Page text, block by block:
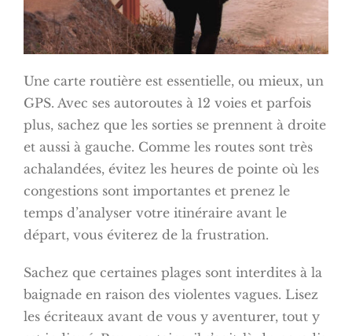
Une carte routière est essentielle, ou mieux, un
GPS. Avec ses autoroutes à 12 voies et parfois
plus, sachez que les sorties se prennent à droite
et aussi à gauche. Comme les routes sont très
achalandées, évitez les heures de pointe où les
congestions sont importantes et prenez le
temps d’analyser votre itinéraire avant le
départ, vous éviterez de la frustration.
Sachez que certaines plages sont interdites à la
baignade en raison des violentes vagues. Lisez
les écriteaux avant de vous y aventurer, tout y